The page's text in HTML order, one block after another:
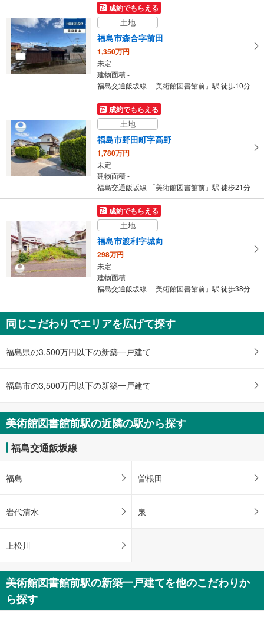
成約でもらえる
土地
福島市森合字前田
1,350万円
未定
建物面積 -
福島交通飯坂線 「美術館図書館前」駅 徒歩10分
成約でもらえる
土地
福島市野田町字高野
1,780万円
未定
建物面積 -
福島交通飯坂線 「美術館図書館前」駅 徒歩21分
成約でもらえる
土地
福島市渡利字城向
298万円
未定
建物面積 -
福島交通飯坂線 「美術館図書館前」駅 徒歩38分
同じこだわりでエリアを広げて探す
福島県の3,500万円以下の新築一戸建て
福島市の3,500万円以下の新築一戸建て
美術館図書館前駅の近隣の駅から探す
福島交通飯坂線
福島 曽根田
岩代清水 泉
上松川
美術館図書館前駅の新築一戸建てを他のこだわりか
ら探す